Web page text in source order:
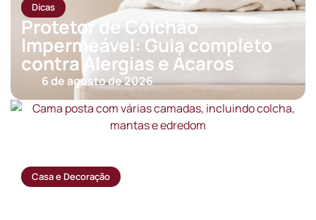
Dicas
Protetor de Colchão
Impermeável: Guia completo
contra Alergias e Ácaros
6 de agosto de 2026
Casa e Decoração